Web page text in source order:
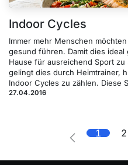
Indoor Cycles
Immer mehr Menschen
gesund führen. Damit dies ideal
Hause für ausreichend Sport
gelingt dies durch Heimtrainer,
Indoor Cycles zu zählen. Diese
27.04.2016
1 2